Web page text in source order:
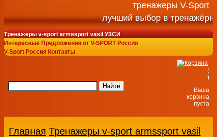
тренажеры V-Sport
лучший выбор в
Тренажеры v-sport armssport vasil УЗСИ
Интересные Предложения от V-SPORT Россия
V-Sport Россия Контакты
(
)
Ваша
корзина
пуста
Главная Тренажеры v-sport armssport vasil